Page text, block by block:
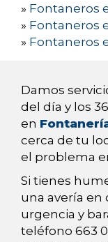
» Fontaneros
» Fontaneros
» Fontaneros
Damos
del día y los
en
cerca de tu
el problema
Si tienes
una avería en
urgencia y
teléfono 663